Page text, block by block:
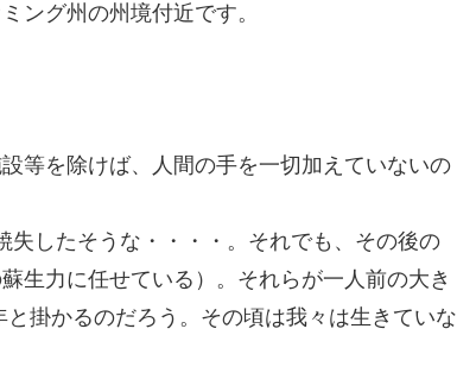
ング州の州境付近です。
等を除けば、人間の手を一切加えていないの
したそうな・・・・。それでも、その後の
生力に任せている）。それらが一人前の大き
掛かるのだろう。その頃は我々は生きていな